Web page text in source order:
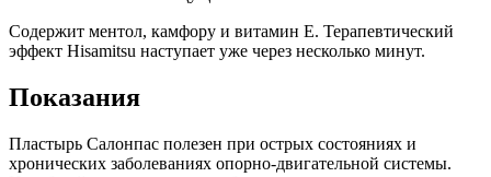
Содержит ментол, камфору и витамин Е. Терапевтический
эффект Hisamitsu наступает уже через несколько минут.
Показания
Пластырь Салонпас полезен при острых состояниях и
хронических заболеваниях опорно-двигательной системы.